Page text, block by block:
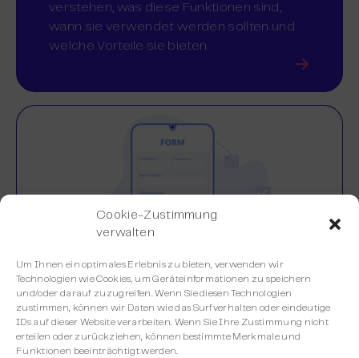
Cookie-Zustimmung
verwalten
Um Ihnen ein optimales Erlebnis zu bieten, verwenden wir
Technologien wie Cookies, um Geräteinformationen zu speichern
und/oder darauf zuzugreifen. Wenn Sie diesen Technologien
zustimmen, können wir Daten wie das Surfverhalten oder eindeutige
IDs auf dieser Website verarbeiten. Wenn Sie Ihre Zustimmung nicht
erteilen oder zurückziehen, können bestimmte Merkmale und
Funktionen beeinträchtigt werden.
verstehen, was diese Funktionen sind,
wann sie verwendet werden sollten und
welche Vorteile sie bieten.
Anmeldeformulare: für